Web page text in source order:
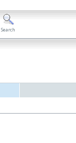
Search